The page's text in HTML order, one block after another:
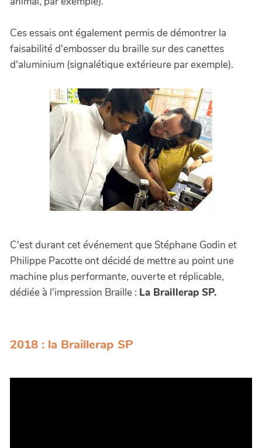
Ces essais ont également permis de démontrer la
faisabilité d'embosser du braille sur des canettes
d'aluminium (signalétique extérieure par exemple).
C'est durant cet événement que Stéphane Godin et
Philippe Pacotte ont décidé de mettre au point une
machine plus performante, ouverte et réplicable,
dédiée à l'impression Braille : La Braillerap SP.
2018 : la Braillerap SP